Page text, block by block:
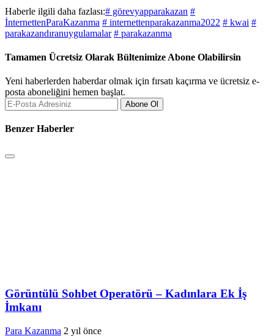
Haberle ilgili daha fazlası:# görevyapparakazan #
İnternettenParaKazanma # internettenparakazanma2022 # kwai #
parakazandıranuygulamalar # parakazanma
Tamamen Ücretsiz Olarak Bültenimize Abone Olabilirsin
Yeni haberlerden haberdar olmak için fırsatı kaçırma ve ücretsiz e-
posta aboneliğini hemen başlat.
Abone Ol
Benzer Haberler
Görüntülü Sohbet Operatörü – Kadınlara Ek İş
İmkanı
Para Kazanma 2 yıl önce